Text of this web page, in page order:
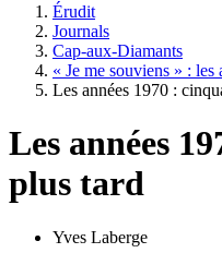
Érudit
Journals
Cap-aux-Diamants
« Je me souviens » : les
Les années 1970 :
Les années
plus tard
Yves Laberge